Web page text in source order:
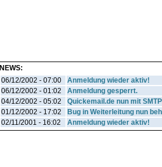
NEWS:
06/12/2002 - 07:00
Anmeldung wieder aktiv!
06/12/2002 - 01:02
Anmeldung gesperrt.
04/12/2002 - 05:02
Quickemail.de nun mit
01/12/2002 - 17:02
Bug in Weiterleitung nun
02/11/2001 - 16:02
Anmeldung wieder aktiv!